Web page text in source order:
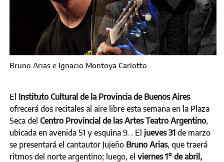
Bruno Arias e Ignacio Montoya Carlotto
El Instituto Cultural de la Provincia de Buenos Aires
ofrecerá dos recitales al aire libre esta semana en la Plaza
Seca del Centro Provincial de las Artes Teatro Argentino,
ubicada en avenida 51 y esquina 9. . El jueves 31 de marzo
se presentará el cantautor Jujeño Bruno Arias, que traerá
ritmos del norte argentino; luego, el viernes 1° de abril,